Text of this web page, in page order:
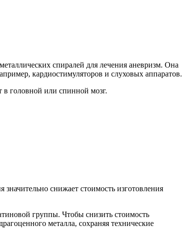
спиралей для лечения аневризм. Она
кардиостимуляторов и слуховых аппаратов.
головной или спинной мозг.
снижает стоимость изготовления
группы. Чтобы снизить стоимость
металла, сохраняя технические